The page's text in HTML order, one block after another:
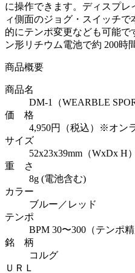
に操作できます。ディスプ
ィ側面のジョグ・スイッチ
的にテンポ変更なども可能で
ン形リチウム電池で約 200時
商品概要
商品名
DM-1（WEARBLE
価 格
4,950円（税込）※オン
サイズ
52x23x39mm（WxDx H）
重 さ
8g (電池含む)
カラー
ブルー／レッド
テンポ
BPM 30〜300（テンポ精
銘 柄
コルグ
ＵＲＬ